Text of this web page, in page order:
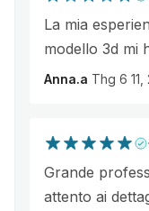
La mia
modello 3d mi
Anna.a Thg 6 11,
Grande
attento ai